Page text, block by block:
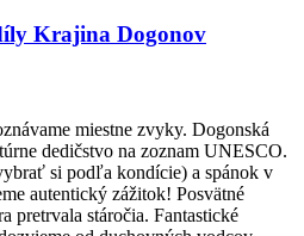
Krajina Dogonov
miestne zvyky. Dogonská
dedičstvo na zoznam UNESCO.
si podľa kondície) a spánok v
autentický zážitok! Posvätné
pretrvala stáročia. Fantastické